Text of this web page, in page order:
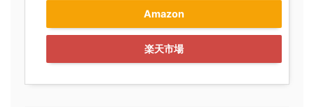
Amazon
楽天市場